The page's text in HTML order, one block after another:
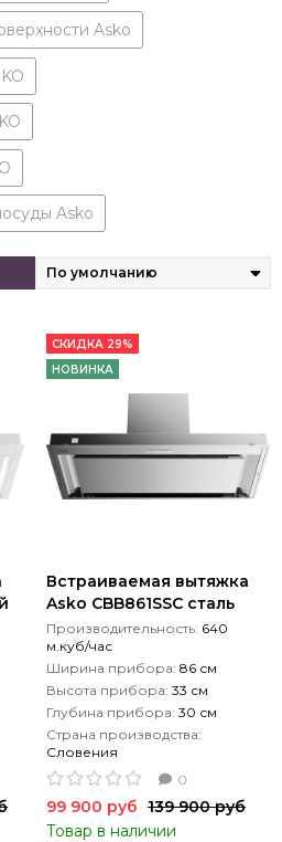
Asko
Asko
СКИДКА 29%
НОВИНКА
Встраиваемая вытяжка
Asko CBB861SSC сталь
Производительность: 640
м.куб/час
Ширина прибора: 86 см
Высота прибора: 33 см
Глубина прибора: 30 см
Страна производства:
Словения
0
99 900 руб 139 900 руб
Товар в наличии